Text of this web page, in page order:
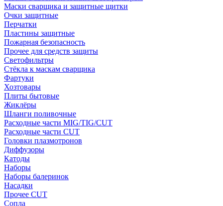
Маски сварщика и защитные щитки
Очки защитные
Перчатки
Пластины защитные
Пожарная безопасность
Прочее для средств защиты
Светофильтры
Стёкла к маскам сварщика
Фартуки
Хозтовары
Плиты бытовые
Жиклёры
Шланги поливочные
Расходные части MIG/TIG/CUT
Расходные части CUT
Головки плазмотронов
Диффузоры
Катоды
Наборы
Наборы балеринок
Насадки
Прочее CUT
Сопла